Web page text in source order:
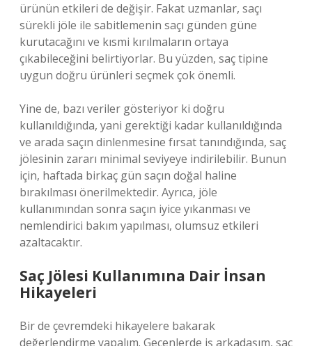
ürünün etkileri de değişir. Fakat uzmanlar, saçı
sürekli jöle ile sabitlemenin saçı günden güne
kurutacağını ve kısmi kırılmaların ortaya
çıkabileceğini belirtiyorlar. Bu yüzden, saç tipine
uygun doğru ürünleri seçmek çok önemli.
Yine de, bazı veriler gösteriyor ki doğru
kullanıldığında, yani gerektiği kadar kullanıldığında
ve arada saçın dinlenmesine fırsat tanındığında, saç
jölesinin zararı minimal seviyeye indirilebilir. Bunun
için, haftada birkaç gün saçın doğal haline
bırakılması önerilmektedir. Ayrıca, jöle
kullanımından sonra saçın iyice yıkanması ve
nemlendirici bakım yapılması, olumsuz etkileri
azaltacaktır.
Saç Jölesi Kullanımına Dair İnsan
Hikayeleri
Bir de çevremdeki hikayelere bakarak
değerlendirme yapalım. Geçenlerde iş arkadaşım, saç